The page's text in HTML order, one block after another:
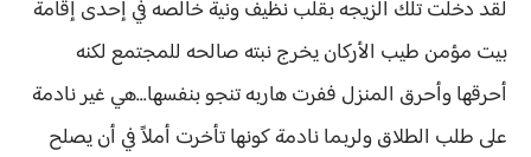
لقد دخلت تلك الزيجه بقلب نظيف ونية خالصه في إحدى إقامة
بيت مؤمن طيب الأركان يخرج نبته صالحه للمجتمع لكنه
أحرقها وأحرق المنزل ففرت هاربه تنجو بنفسها...هي غير نادمة
على طلب الطلاق ولربما نادمة كونها تأخرت أملاً في أن يصلح